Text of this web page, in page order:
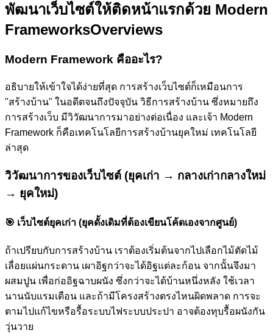
พัฒนาเว็บไซต์ให้ติดหน้าแรกด้วย Modern
FrameworksOverviews
Modern Framework คืออะไร?
อธิบายให้เข้าใจได้ง่ายที่สุด การสร้างเว็บไซต์ก็เหมือนการ
"สร้างบ้าน" ในอดีตจนถึงปัจจุบัน วิธีการสร้างบ้าน ซึ่งหมายถึง
การสร้างเว็บ มีวิวัฒนาการมาอย่างต่อเนื่อง และเจ้า Modern
Framework ก็คือเทคโนโลยีการสร้างบ้านยุคใหม่ เทคโนโลยี
ล่าสุด
วิวัฒนาการของเว็บไซต์ (ยุคเก่า → กลางเก่ากลางใหม่
→ ยุคใหม่)
🎯 เว็บไซต์ยุคเก่า (ยุคดั้งเดิมที่ต้องเขียนโค้ดเองจากศูนย์)
ถ้าเปรียบกับการสร้างบ้าน เราต้องเริ่มต้นจากไปเลือกไม้ตัดไม้
เลื่อยแผ่นกระดาน เผาอิฐกว่าจะได้อิฐแต่ละก้อน จากนั้นจึงมา
ผสมปูน เพื่อก่ออิฐฉาบผนัง ซึ่งกว่าจะได้บ้านหนึ่งหลัง ใช้เวลา
นานนับแรมเดือน และถ้ามีโครงสร้างตรงไหนผิดพลาด การจะ
ตามไปแก้ไขหรือรื้อระบบไฟระบบประปา อาจต้องทุบรื้อผนังกัน
วุ่นวาย